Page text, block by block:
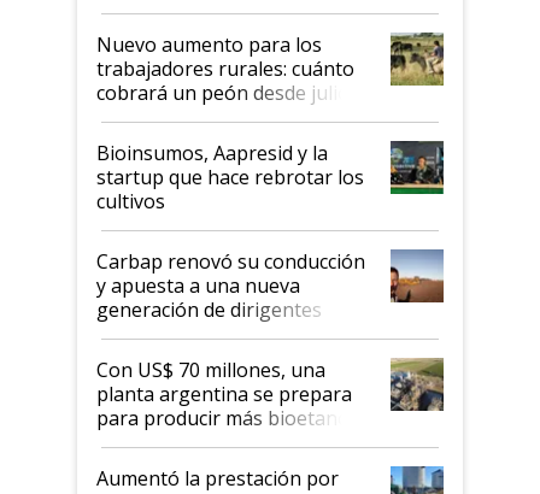
Nuevo aumento para los
trabajadores rurales: cuánto
cobrará un peón desde julio
Bioinsumos, Aapresid y la
startup que hace rebrotar los
cultivos
Carbap renovó su conducción
y apuesta a una nueva
generación de dirigentes
rurales
Con US$ 70 millones, una
planta argentina se prepara
para producir más bioetanol
que nunca
Aumentó la prestación por